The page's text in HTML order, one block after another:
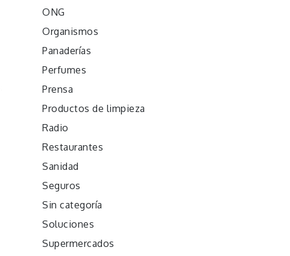
ONG
Organismos
Panaderías
Perfumes
Prensa
Productos de limpieza
Radio
Restaurantes
Sanidad
Seguros
Sin categoría
Soluciones
Supermercados